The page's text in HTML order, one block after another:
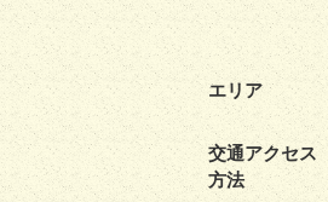
エリア
交通アクセス
方法